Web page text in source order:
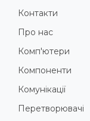
Контакти
Про нас
Комп'ютери
Компоненти
Комунікації
Перетворювачі